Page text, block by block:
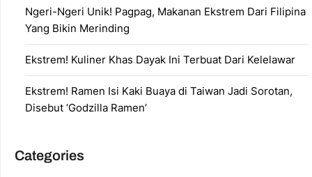
Ngeri-Ngeri Unik! Pagpag, Makanan Ekstrem Dari Filipina
Yang Bikin Merinding
Ekstrem! Kuliner Khas Dayak Ini Terbuat Dari Kelelawar
Ekstrem! Ramen Isi Kaki Buaya di Taiwan Jadi Sorotan,
Disebut ‘Godzilla Ramen’
Categories